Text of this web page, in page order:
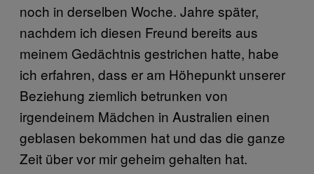
noch in derselben Woche. Jahre später,
nachdem ich diesen Freund bereits aus
meinem Gedächtnis gestrichen hatte, habe
ich erfahren, dass er am Höhepunkt unserer
Beziehung ziemlich betrunken von
irgendeinem Mädchen in Australien einen
geblasen bekommen hat und das die ganze
Zeit über vor mir geheim gehalten hat.